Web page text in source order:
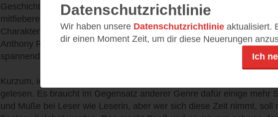
Geschichte, in der ich gar nicht wusste, mit welchem der Helden und
mitfiebere. Die Geschichte ist erzählt, ein Abschluss gefunden und
Charaktere als auch die Welt und Magie nach wie vor so
Anthony Ryan noch gute zehn weitere Bücher in dieser Welt
spannend.
Kurzum, ich habe lange nicht mehr so tiefgehende Fantasy mit so
gelesen. Es braucht im Gegensatz anderer Genre dafür einige mehr
und Muße bei Leser wie Leserin, aber wer sich diese Zeit nimmt, soll
Datenschutzrichtlinie
Wir haben unsere Datenschutzrichtlinie aktualisiert.
dir einen Moment Zeit, um dir diese Neuerungen
Ich